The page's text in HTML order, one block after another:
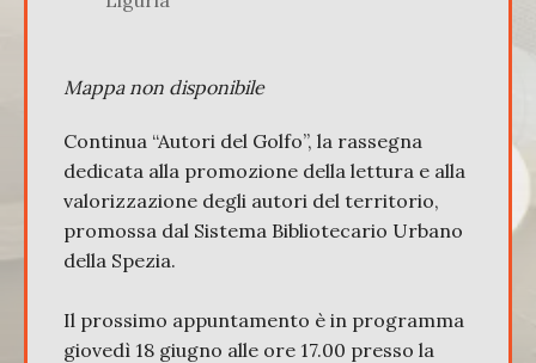
Mappa non disponibile
Continua “Autori del Golfo”, la rassegna
dedicata alla promozione della lettura e alla
valorizzazione degli autori del territorio,
promossa dal Sistema Bibliotecario Urbano
della Spezia.
Il prossimo appuntamento è in programma
giovedì 18 giugno alle ore 17.00 presso la